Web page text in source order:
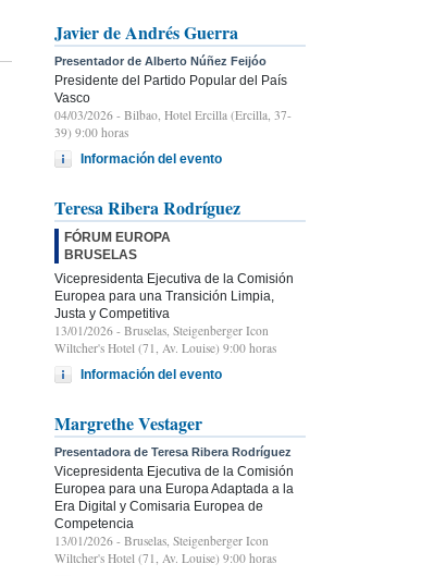
Javier de Andrés Guerra
Presentador de Alberto Núñez Feijóo
Presidente del Partido Popular del País
Vasco
04/03/2026 - Bilbao, Hotel Ercilla (Ercilla, 37-
39) 9:00 horas
Información del evento
Teresa Ribera Rodríguez
FÓRUM EUROPA
BRUSELAS
Vicepresidenta Ejecutiva de la Comisión
Europea para una Transición Limpia,
Justa y Competitiva
13/01/2026 - Bruselas, Steigenberger Icon
Wiltcher's Hotel (71, Av. Louise) 9:00 horas
Información del evento
Margrethe Vestager
Presentadora de Teresa Ribera Rodríguez
Vicepresidenta Ejecutiva de la Comisión
Europea para una Europa Adaptada a la
Era Digital y Comisaria Europea de
Competencia
13/01/2026 - Bruselas, Steigenberger Icon
Wiltcher's Hotel (71, Av. Louise) 9:00 horas